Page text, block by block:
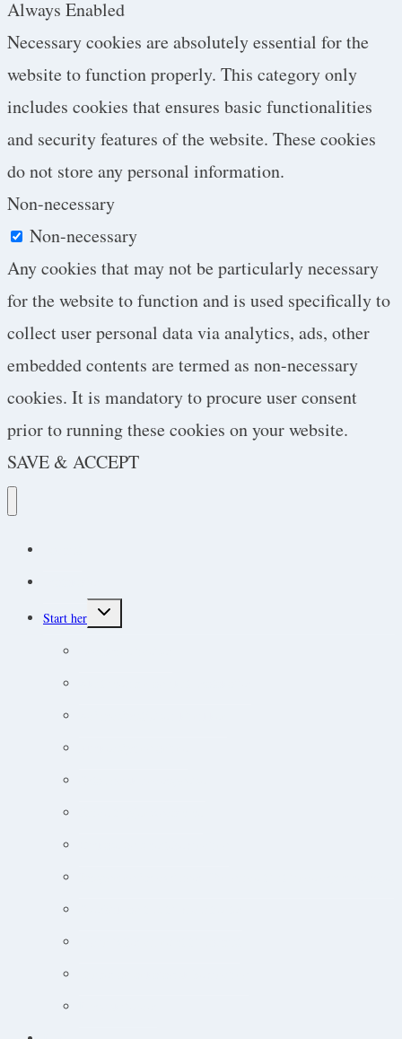
Always Enabled
Necessary cookies are absolutely essential for the
website to function properly. This category only
includes cookies that ensures basic functionalities
and security features of the website. These cookies
do not store any personal information.
Non-necessary
Non-necessary
Any cookies that may not be particularly necessary
for the website to function and is used specifically to
collect user personal data via analytics, ads, other
embedded contents are termed as non-necessary
cookies. It is mandatory to procure user consent
prior to running these cookies on your website.
SAVE & ACCEPT
Start her
Toggle